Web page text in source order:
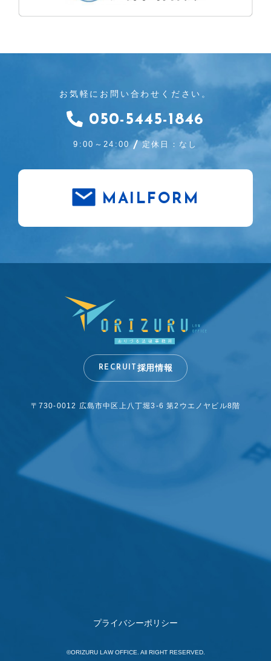
MAILFORM
お気軽にお問い合わせください。
050-5445-1846
9:00～24:00 定休日：なし
RECRUIT 採用情報
〒730-0012 広島市中区上八丁堀3-6第2ウエノヤビル8階
プライバシーポリシー
©ORIZURU LAW OFFICE. All RIGHT RESERVED.